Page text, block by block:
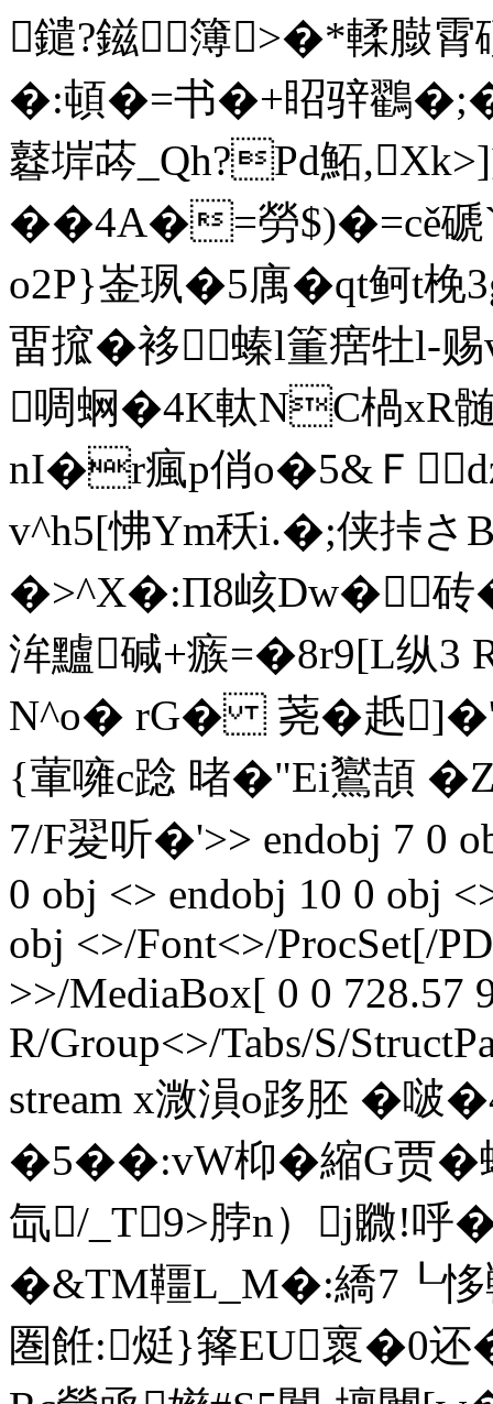
鑓?鎡簿>�*輮臌
�:頓�=书�+眧骍鸐
鼛堓荶_Qh?Pd鮖
��4A�=勞$)�=cě
o2P}崟珟�5庽�qt鲄t梚
畱搲�袳螓l箽瘔牡l-
啁蛧�4K軚NC楇xR髄
nI�r瘋p俏o�5&Ｆ
v^h5[怫Ym秗i.�;侠挊さ
�>^X�:Π8峐Dw�砖
洠黸碱+瘯=�8r9[L纵3
N^o� rG� 荛�赿]�'
{葷噰c踗 暏�"Ei鸑頡
7/F翇听�'>> endobj 7 0
0 obj <> endobj 10 0 obj
obj <>/Font<>/ProcSet[/
>>/MediaBox[ 0 0 728.57
R/Group<>/Tabs/S/
stream x溦溳o跢胚 �
�5��:vW枊�縮G贾�
氙/_T9>脖n）j覹!呼
�&TM韁L_M�:繑7┖恀冁
圏餁:烶}箨EU褱�0